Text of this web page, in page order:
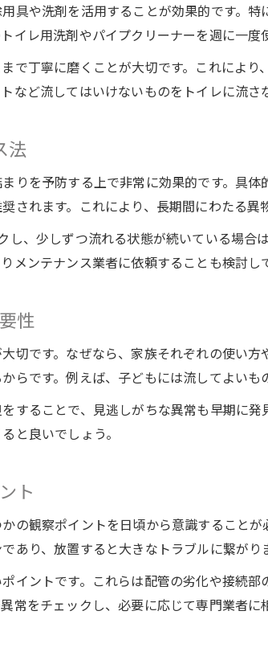
具や洗剤を活用することが効果的です。
イレ用洗剤やパイプクリーナーを週に一度
で丁寧に磨くことが大切です。これによ
など流してはいけないものをトイレに流さ
法
りを予防する上で非常に効果的です。具
されます。これにより、長期間にわたる異
、少しずつ流れる状態が続いている場
メンテナンス業者に依頼することも検討し
性
切です。なぜなら、家族それぞれの使い
らです。例えば、子どもには流してよいも
することで、見逃しがちな異常も早期に
と良いでしょう。
ト
の観察ポイントを日頃から意識すること
あり、放置すると大きなトラブルに繋がり
イントです。これらは配管の劣化や接続
常をチェックし、必要に応じて専門業者に